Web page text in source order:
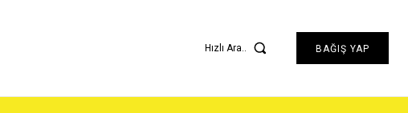
Hızlı Ara.. BAĞIŞ YAP